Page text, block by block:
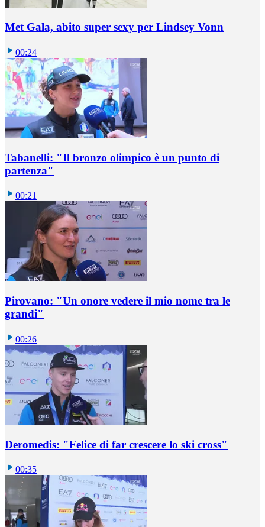
Met Gala, abito super sexy per Lindsey Vonn
00:24
Tabanelli: "Il bronzo olimpico è un punto di
partenza"
00:21
Pirovano: "Un onore vedere il mio nome tra le
grandi"
00:26
Deromedis: "Felice di far crescere lo ski cross"
00:35